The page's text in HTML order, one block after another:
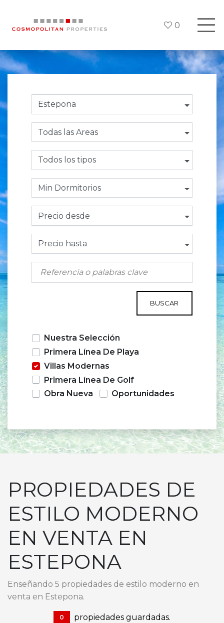
0
Estepona
Todas las Areas
Todos los tipos
Min Dormitorios
Precio desde
Precio hasta
BUSCAR
Nuestra Selección
Primera Línea De Playa
Villas Modernas
Primera Línea De Golf
Obra Nueva
Oportunidades
PROPIEDADES DE
ESTILO MODERNO
EN VENTA EN
ESTEPONA
Enseñando 5 propiedades de estilo moderno en
venta en Estepona.
0 propiedades guardadas.